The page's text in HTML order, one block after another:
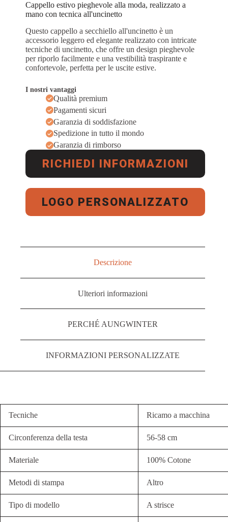
Cappello estivo pieghevole alla moda, realizzato a
mano con tecnica all'uncinetto
Questo cappello a secchiello all'uncinetto è un
accessorio leggero ed elegante realizzato con intricate
tecniche di uncinetto, che offre un design pieghevole
per riporlo facilmente e una vestibilità traspirante e
confortevole, perfetta per le uscite estive.
I nostri vantaggi
Qualità premium
Pagamenti sicuri
Garanzia di soddisfazione
Spedizione in tutto il mondo
Garanzia di rimborso
RICHIEDI INFORMAZIONI
LOGO PERSONALIZZATO
Descrizione
Ulteriori informazioni
PERCHÉ AUNGWINTER
INFORMAZIONI PERSONALIZZATE
Tecniche Ricamo a macchina
Circonferenza della testa 56-58 cm
Materiale 100% Cotone
Metodi di stampa Altro
Tipo di modello A strisce